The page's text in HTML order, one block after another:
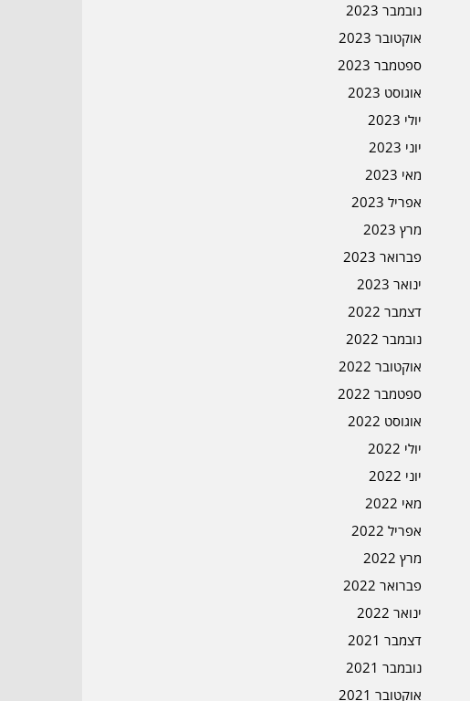
נובמבר 2023
אוקטובר 2023
ספטמבר 2023
אוגוסט 2023
יולי 2023
יוני 2023
מאי 2023
אפריל 2023
מרץ 2023
פברואר 2023
ינואר 2023
דצמבר 2022
נובמבר 2022
אוקטובר 2022
ספטמבר 2022
אוגוסט 2022
יולי 2022
יוני 2022
מאי 2022
אפריל 2022
מרץ 2022
פברואר 2022
ינואר 2022
דצמבר 2021
נובמבר 2021
אוקטובר 2021